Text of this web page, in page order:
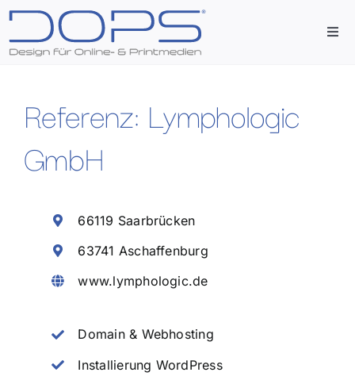
Zum
springen
Referenzen
Referenz: Lymphologic
GmbH
66119 Saarbrücken
63741 Aschaffenburg
www.lymphologic.de
Domain & Webhosting
Installierung WordPress